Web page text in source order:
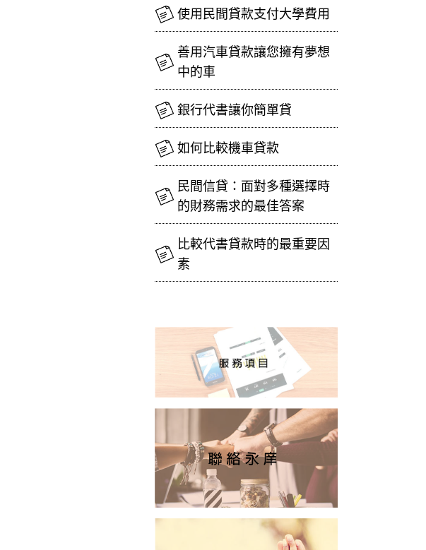
使用民間貸款支付大學費用
善用汽車貸款讓您擁有夢想
中的車
銀行代書讓你簡單貸
如何比較機車貸款
民間信貸：面對多種選擇時
的財務需求的最佳答案
比較代書貸款時的最重要因
素